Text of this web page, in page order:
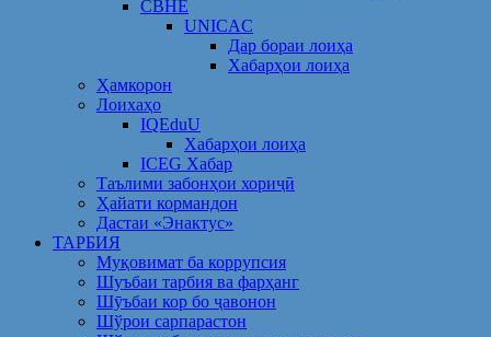
CBHE
UNICAC
Дар бораи лоиҳа
Хабарҳои лоиҳа
Ҳамкорон
Лоихаҳо
IQEduU
Хабарҳои лоиҳа
ICEG Хабар
Таълими забонҳои хориҷӣ
Ҳайати кормандон
Дастаи «Энактус»
ТАРБИЯ
Муқовимат ба коррупсия
Шуъбаи тарбия ва фарҳанг
Шӯъбаи кор бо ҷавонон
Шўрои сарпарастон